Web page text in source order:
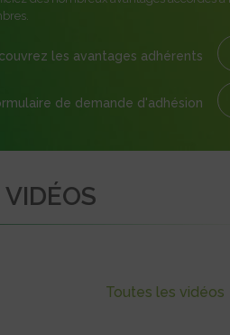
les avantages adhérents
de demande d'adhésion
VIDÉOS
Toutes les vidéos